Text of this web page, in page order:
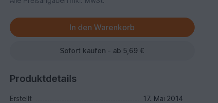
Sofort kaufen - ab 5,69 €
Produktdetails
Erstellt
17. Mai 2014